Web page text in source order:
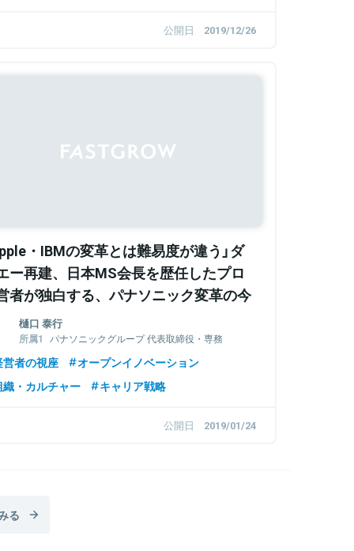
公開日 2019/12/26
・IBMの変革とは難易度が違う」ダ
ー再建、日本MS会長を歴任したプロ
者が独白する、パナソニック変革の今
樋口 泰行
パナソニックグループ 代表取締役・専務
執行役員
パナソニック株式会社 コネクティッドソ
リューションズ社 社長
営者の視座
オープンイノベーション
織・カルチャー
キャリア戦略
公開日 2019/01/24
る